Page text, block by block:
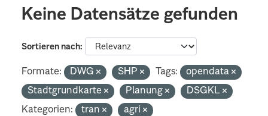
Keine Datensätze gefunden
Sortieren nach
Formate: DWG SHP Tags:
opendata
Stadtgrundkarte
Planung
DSGKL
Kategorien:
tran agri